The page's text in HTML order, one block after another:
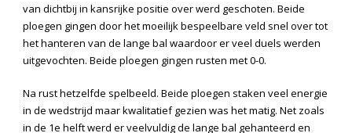
van dichtbij in kansrijke positie over werd geschoten. Beide
ploegen gingen door het moeilijk bespeelbare veld snel over tot
het hanteren van de lange bal waardoor er veel duels werden
uitgevochten. Beide ploegen gingen rusten met 0-0.
Na rust hetzelfde spelbeeld. Beide ploegen staken veel energie
in de wedstrijd maar kwalitatief gezien was het matig. Net zoals
in de 1e helft werd er veelvuldig de lange bal gehanteerd en